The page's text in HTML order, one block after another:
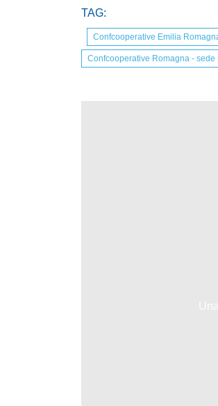
TAG:
Confcooperative Emilia
Confcooperative Romagna - sede